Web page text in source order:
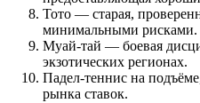
Тото — старая,
минимальными рисками.
Муай-тай — боевая
экзотических регионах.
Падел-теннис на
рынка ставок.